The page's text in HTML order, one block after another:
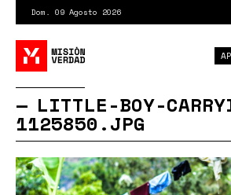
contenido
principal
Dom. 09 Agosto 2026
LITTLE-BOY-
1125850.JPG